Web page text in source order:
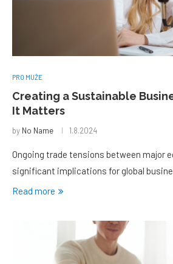
PRO MUŽE
Creating a Sustainable
It Matters
by No Name 1.8.2024
Ongoing trade tensions between major
significant implications for global
Read more